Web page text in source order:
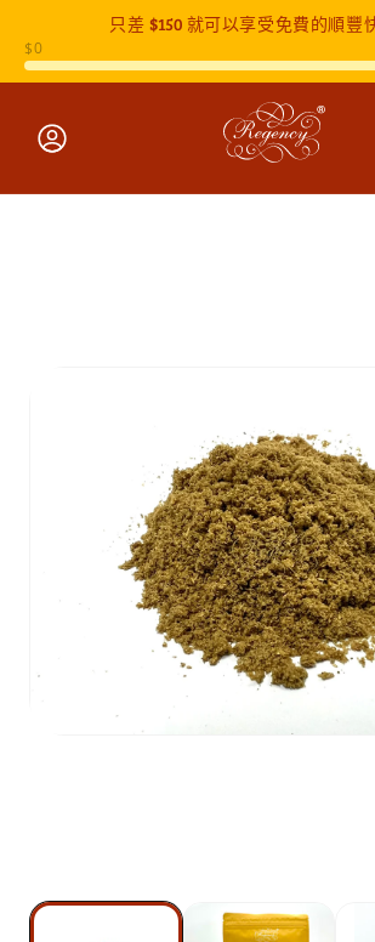
只差 $150就可以享受免費的順豐